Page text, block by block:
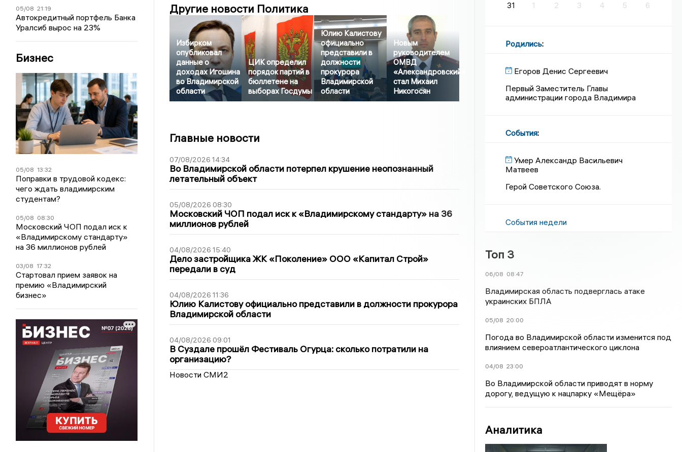
05/08 21:19
Автокредитный портфель Банка
Уралсиб вырос на 23%
Бизнес
05/08 13:32
Поправки в трудовой кодекс:
чего ждать владимирским
студентам?
05/08 08:30
Московский ЧОП подал иск к
«Владимирскому стандарту»
на 36 миллионов рублей
03/08 17:32
Стартовал прием заявок на
премию «Владимирский
бизнес»
Другие новости Политика
Избирком
опубликовал
данные о
доходах Игошина
во Владимирской
области
ЦИК определил
порядок партий в
бюллетене на
выборах Госдумы
Юлию Калистову
официально
представили в
должности
прокурора
Владимирской
области
Новым
руководителем
ОМВД
«Александровский»
стал Михаил
Никогосян
Главные новости
07/08/2026 14:34
Во Владимирской области потерпел крушение неопознанный
летательный объект
05/08/2026 08:30
Московский ЧОП подал иск к «Владимирскому стандарту» на 36
миллионов рублей
04/08/2026 15:40
Дело застройщика ЖК «Поколение» ООО «Капитал Строй»
передали в суд
04/08/2026 11:36
Юлию Калистову официально представили в должности прокурора
Владимирской области
04/08/2026 09:01
В Суздале прошёл Фестиваль Огурца: сколько потратили на
организацию?
Новости СМИ2
31
1 2 3 4 5 6
Родились:
Егоров Денис Сергеевич
Первый Заместитель Главы
администрации города Владимира
События:
Умер Александр Васильевич
Матвеев
Герой Советского Союза.
События недели
Топ 3
06/08 08:47
Владимирская область подверглась атаке
украинских БПЛА
05/08 20:00
Погода во Владимирской области изменится под
влиянием североатлантического циклона
04/08 23:00
Во Владимирской области приводят в норму
дорогу, ведущую к нацпарку «Мещёра»
Аналитика